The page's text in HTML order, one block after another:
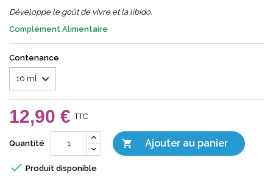
Développe le goût de vivre et la libido.
Complément Alimentaire
Contenance
12,90 € TTC
Quantité  Ajouter au panier
 Produit disponible